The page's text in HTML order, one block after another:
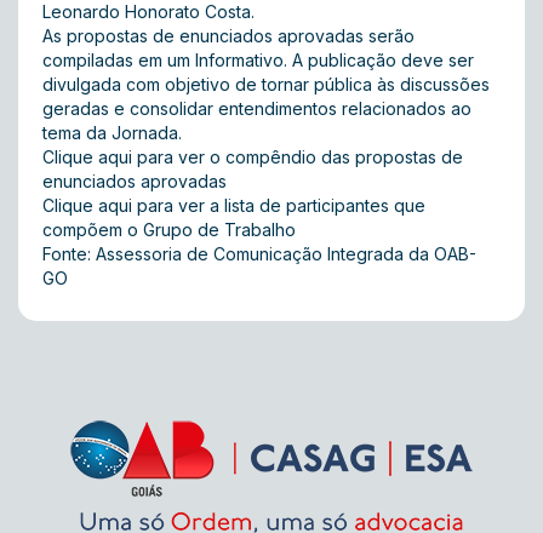
Leonardo Honorato Costa.
As propostas de enunciados aprovadas serão
compiladas em um Informativo. A publicação deve ser
divulgada com objetivo de tornar pública às discussões
geradas e consolidar entendimentos relacionados ao
tema da Jornada.
Clique aqui para ver o compêndio das propostas de
enunciados aprovadas
Clique aqui para ver a lista de participantes que
compõem o Grupo de Trabalho
Fonte: Assessoria de Comunicação Integrada da OAB-
GO